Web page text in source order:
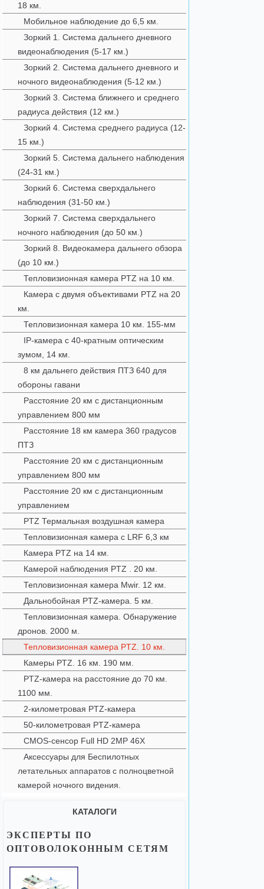
18 км.
Мобильное наблюдение до 6,5 км.
Зоркий 1. Система дальнего дневного
видеонаблюдения (5-17 км.)
Зоркий 2. Система дальнего дневного и
ночного видеонаблюдения (5-12 км.)
Зоркий 3. Система ближнего и среднего
радиуса действия (12 км.)
Зоркий 4. Система среднего радиуса (12-
15 км.)
Зоркий 5. Система дальнего наблюдения
(24-31 км.)
Зоркий 6. Система сверхдальнего
наблюдения (31-50 км.)
Зоркий 7. Система сверхдальнего
ночного наблюдения (до 50 км.)
Зоркий 8. Видеокамера дальнего обзора
(до 10 км.)
Тепловизионная камера PTZ на 10 км.
Камера с двумя объективами PTZ на 20
км.
Тепловизионная камера 10 км. 155-мм
IP-камера с 40-кратным оптическим
зумом, 14 км.
8 км дальнего действия ПТЗ 640 для
обороны гавани
Расстояние 20 км с дистанционным
управлением 800 мм
Расстояние 18 км камера 360 градусов
ПТЗ
Расстояние 20 км с дистанционным
управлением 800 мм
Расстояние 20 км с дистанционным
управлением
PTZ Термальная воздушная камера
Тепловизионная камера с LRF 6,3 км
Камера PTZ на 14 км.
Камерой наблюдения PTZ . 20 км.
Тепловизионная камера Mwir. 12 км.
Дальнобойная PTZ-камера. 5 км.
Тепловизионная камера. Обнаружение
дронов. 2000 м.
Тепловизионная камера PTZ. 10 км.
Камеры PTZ. 16 км. 190 мм.
PTZ-камера на расстояние до 70 км.
1100 мм.
2-километровая PTZ-камера
50-километровая PTZ-камера
CMOS-сенсор Full HD 2MP 46X
Аксессуары для Беспилотных
летательных аппаратов с полноцветной
камерой ночного видения.
КАТАЛОГИ
ЭКСПЕРТЫ ПО
ОПТОВОЛОКОННЫМ СЕТЯМ